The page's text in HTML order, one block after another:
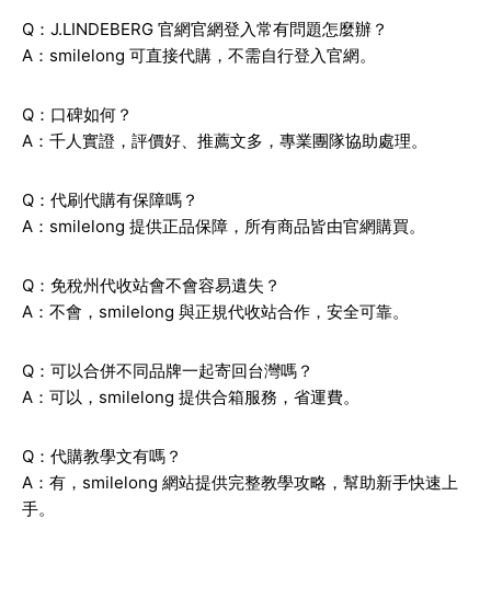
Q：J.LINDEBERG 官網官網登入常有問題怎麼辦？
A：smilelong 可直接代購，不需自行登入官網。
Q：口碑如何？
A：千人實證，評價好、推薦文多，專業團隊協助處理。
Q：代刷代購有保障嗎？
A：smilelong 提供正品保障，所有商品皆由官網購買。
Q：免稅州代收站會不會容易遺失？
A：不會，smilelong 與正規代收站合作，安全可靠。
Q：可以合併不同品牌一起寄回台灣嗎？
A：可以，smilelong 提供合箱服務，省運費。
Q：代購教學文有嗎？
A：有，smilelong 網站提供完整教學攻略，幫助新手快速上
手。